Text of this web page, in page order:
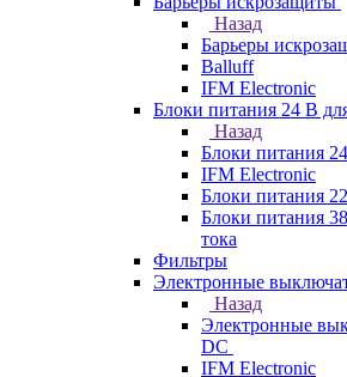
Назад
Барьеры
Balluff
IFM Electronic
Блоки питания 24 В
Назад
Блоки питания
IFM Electronic
Блоки питания
Блоки питания
тока
Фильтры
Электронные
Назад
Электронные
DC
IFM Electronic